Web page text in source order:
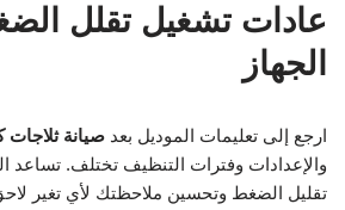
عادات تشغيل تقلل
الجهاز
ارجع إلى تعليمات الموديل بعد صيانة ثلاجات
والإعدادات وفترات التنظيف تختلف. تساعد
تقليل الضغط وتحسين ملاحظتك لأي تغير